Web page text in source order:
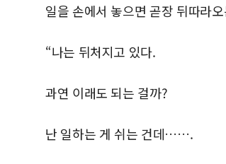
일을 손에서 놓으면 곧장 뒤따라
“나는 뒤처지고 있다.
과연 이래도 되는 걸까?
난 일하는 게 쉬는 건데…….